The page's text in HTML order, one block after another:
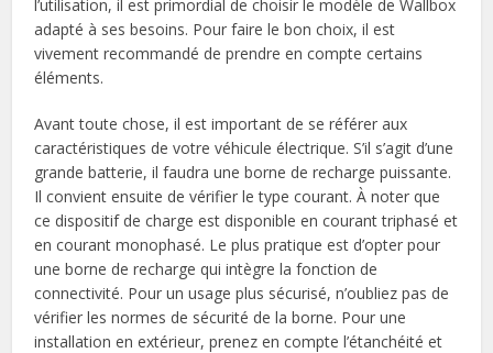
l’utilisation, il est primordial de choisir le modèle de Wallbox
adapté à ses besoins. Pour faire le bon choix, il est
vivement recommandé de prendre en compte certains
éléments.
Avant toute chose, il est important de se référer aux
caractéristiques de votre véhicule électrique. S’il s’agit d’une
grande batterie, il faudra une borne de recharge puissante.
Il convient ensuite de vérifier le type courant. À noter que
ce dispositif de charge est disponible en courant triphasé et
en courant monophasé. Le plus pratique est d’opter pour
une borne de recharge qui intègre la fonction de
connectivité. Pour un usage plus sécurisé, n’oubliez pas de
vérifier les normes de sécurité de la borne. Pour une
installation en extérieur, prenez en compte l’étanchéité et